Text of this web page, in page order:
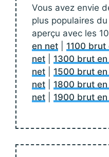
Vous avez envie
plus populaires
aperçu avec les
en net
1100 brut
net
1300 brut
net
1500 brut
net
1800 brut
net
1900 brut